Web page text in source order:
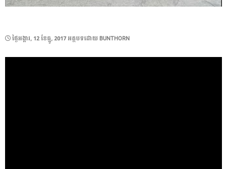
POSTED
ថ្ងៃ​អង្គារ, 12 ខែ​ធ្នូ, 2017អត្ថបទដោយ BUNTHORN